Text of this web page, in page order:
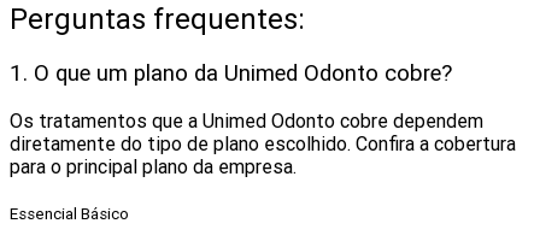
Perguntas frequentes:
1. O que um plano da Unimed Odonto cobre?
Os tratamentos que a Unimed Odonto cobre dependem
diretamente do tipo de plano escolhido. Confira a cobertura
para o principal plano da empresa.
Essencial Básico